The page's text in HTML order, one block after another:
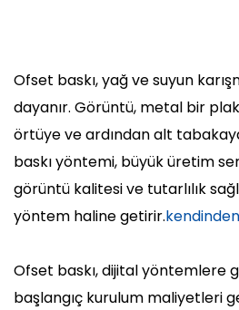
Ofset baskı, yağ ve suyun
dayanır. Görüntü, metal bir
örtüye ve ardından alt
baskı yöntemi, büyük üretim
görüntü kalitesi ve tutarlılık
yöntem haline getirir.
Ofset baskı, dijital yöntemlere
başlangıç ​​kurulum maliyetleri